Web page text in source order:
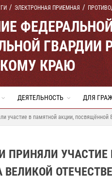
ЭЛЕКТРОННАЯ ПРИЕМНАЯ
ГВАРДИИ
КРАЮ
ДЕЯТЕЛЬНОСТЬ ДЛЯ
участие в памятной акции,
ПРИНЯЛИ